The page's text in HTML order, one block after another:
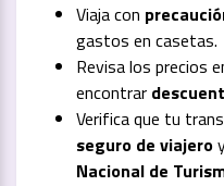
Viaja con
gastos en casetas.
Revisa los precios
encontrar
Verifica que tu
seguro de viajero
Nacional de